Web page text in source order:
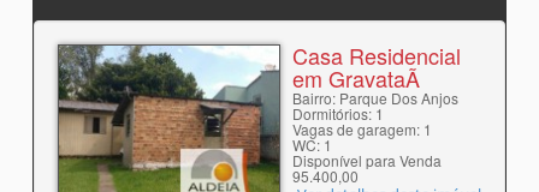
Casa Residencial
em GravataÃ­
Bairro: Parque Dos Anjos
Dormitórios: 1
Vagas de garagem: 1
WC: 1
Disponível para Venda
95.400,00